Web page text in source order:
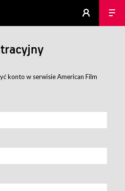
konto w serwisie American Film